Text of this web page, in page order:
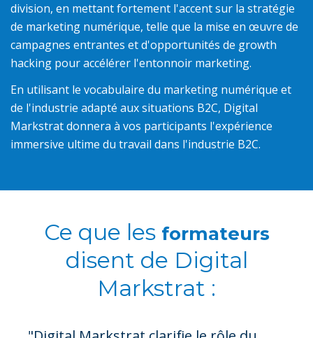
division, en mettant fortement l'accent sur la stratégie
de marketing numérique, telle que la mise en œuvre de
campagnes entrantes et d'opportunités de growth
hacking pour accélérer l'entonnoir marketing.
En utilisant le vocabulaire du marketing numérique et
de l'industrie adapté aux situations B2C, Digital
Markstrat donnera à vos participants l'expérience
immersive ultime du travail dans l'industrie B2C.
Ce que les formateurs
disent de Digital
Markstrat :